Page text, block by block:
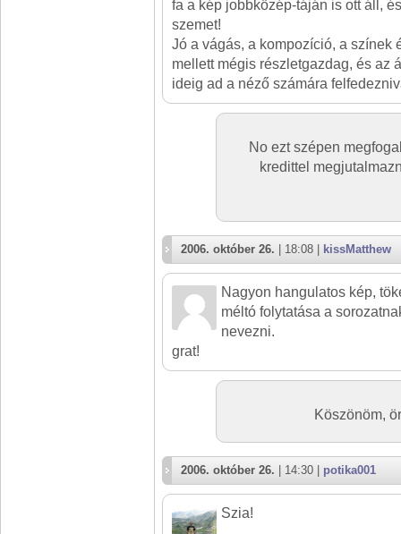
fa a kép jobbközép-táján is ott áll,
szemet!
Jó a vágás, a kompozíció, a színek
mellett mégis részletgazdag, és az
ideig ad a néző számára
No ezt szépen
kredittel
2006. október 26. | 18:08 | kissMatthew
Nagyon hangulatos kép,
méltó folytatása a
nevezni.
grat!
Köszönöm,
2006. október 26. | 14:30 | potika001
Szia!